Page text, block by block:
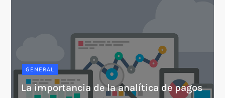
GENERAL
La importancia de la analítica de pagos